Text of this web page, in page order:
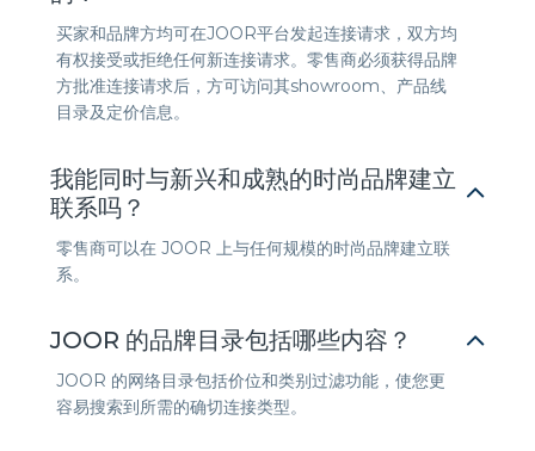
买家和品牌方均可在JOOR平台发起连接请求，双方均
有权接受或拒绝任何新连接请求。零售商必须获得品牌
方批准连接请求后，方可访问其showroom、产品线
目录及定价信息。
我能同时与新兴和成熟的时尚品牌建立
联系吗？
零售商可以在 JOOR 上与任何规模的时尚品牌建立联
系。
JOOR 的品牌目录包括哪些内容？
JOOR 的网络目录包括价位和类别过滤功能，使您更
容易搜索到所需的确切连接类型。